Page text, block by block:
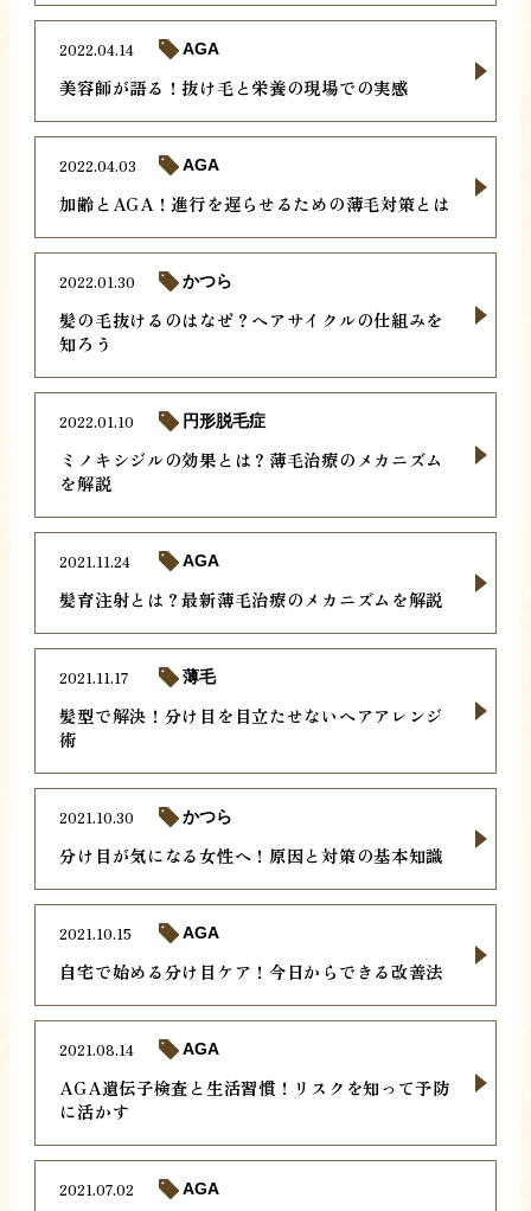
美容師が語る！抜け毛と栄養の現場での実感
2022.04.14 AGA
加齢とAGA！進行を遅らせるための薄毛対策とは
2022.04.03 AGA
髪の毛抜けるのはなぜ？ヘアサイクルの仕組みを
知ろう
2022.01.30 かつら
ミノキシジルの効果とは？薄毛治療のメカニズム
を解説
2022.01.10 円形脱毛症
髪育注射とは？最新薄毛治療のメカニズムを解説
2021.11.24 AGA
髪型で解決！分け目を目立たせないヘアアレンジ
術
2021.11.17 薄毛
分け目が気になる女性へ！原因と対策の基本知識
2021.10.30 かつら
自宅で始める分け目ケア！今日からできる改善法
2021.10.15 AGA
AGA遺伝子検査と生活習慣！リスクを知って予防
に活かす
2021.08.14 AGA
2021.07.02 AGA